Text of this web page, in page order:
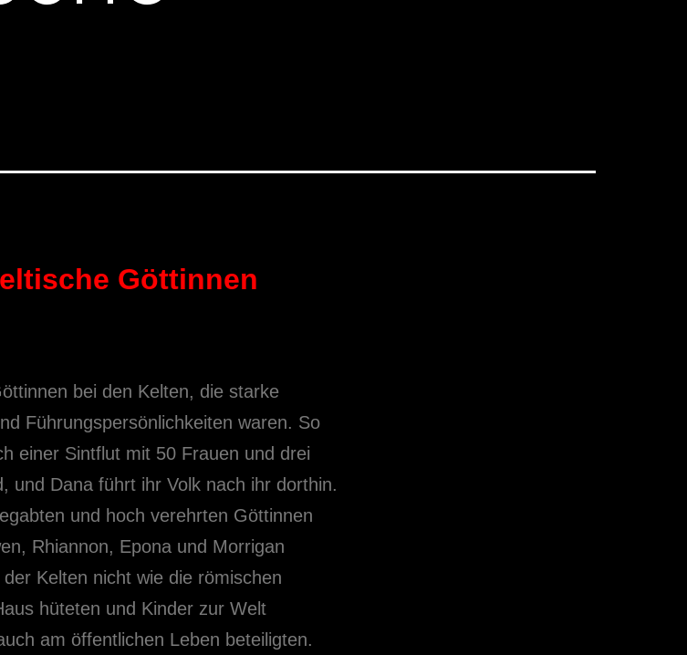
Göttinnen
bei den Kelten, die starke
Führungspersönlichkeiten waren. So
einer Sintflut mit 50 Frauen und drei
und Dana führt ihr Volk nach ihr dorthin.
und hoch verehrten Göttinnen
Rhiannon, Epona und Morrigan
Kelten nicht wie die römischen
hüteten und Kinder zur Welt
am öffentlichen Leben beteiligten.